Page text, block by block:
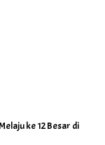
ke 12 Besar di